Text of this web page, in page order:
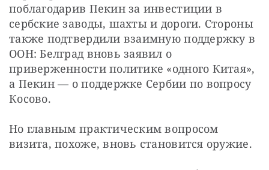
поблагодарив Пекин за инвестиции в
сербские заводы, шахты и дороги. Стороны
также подтвердили взаимную поддержку в
ООН: Белград вновь заявил о
приверженности политике «одного Китая»,
а Пекин — о поддержке Сербии по вопросу
Косово.
Но главным практическим вопросом
визита, похоже, вновь становится оружие.